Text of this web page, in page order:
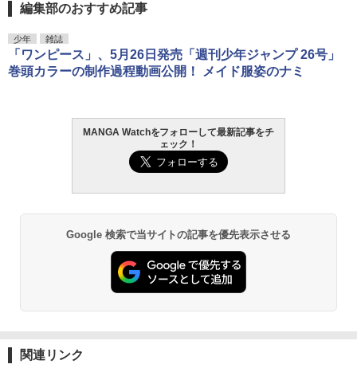
編集部のおすすめ記事
少年 雑誌
「ワンピース」、5月26日発売「週刊少年ジャンプ 26号」
巻頭カラーの制作過程動画公開！ メイド服姿のナミ
MANGA Watchをフォローして最新記事をチ
ェック！
Google 検索で当サイトの記事を優先表示させる
関連リンク